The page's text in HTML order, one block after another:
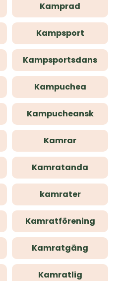
Kamprad
Kampsport
Kampsportsdans
Kampuchea
Kampucheansk
Kamrar
Kamratanda
kamrater
Kamratförening
Kamratgäng
Kamratlig